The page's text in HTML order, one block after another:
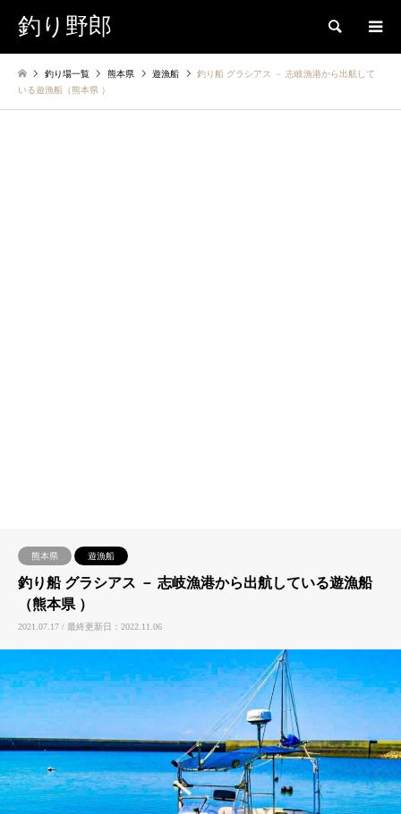
釣り野郎 検索
釣り場一覧 熊本県 遊漁船
釣り船 グラシアス － 志岐漁港から出航して
いる遊漁船（熊本県 ）
熊本県 遊漁船
釣り船 グラシアス － 志岐漁港から出航している遊漁船
（熊本県 ）
2021.07.17 / 最終更新日：2022.11.06